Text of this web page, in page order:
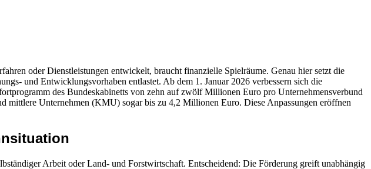
oder Dienstleistungen entwickelt, braucht finanzielle Spielräume. Genau hier setzt die
und Entwicklungsvorhaben entlastet. Ab dem 1. Januar 2026 verbessern sich die
des Bundeskabinetts von zehn auf zwölf Millionen Euro pro Unternehmensverbund
Unternehmen (KMU) sogar bis zu 4,2 Millionen Euro. Diese Anpassungen eröffnen
Arbeit oder Land- und Forstwirtschaft. Entscheidend: Die Förderung greift unabhängig